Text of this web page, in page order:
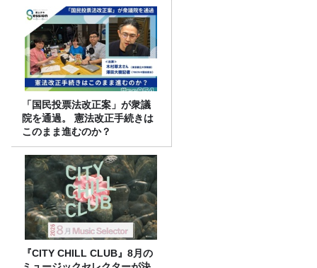
「国民投票法改正案」が衆議
院を通過。 憲法改正手続きは
このまま進むのか？
『CITY CHILL CLUB』8月の